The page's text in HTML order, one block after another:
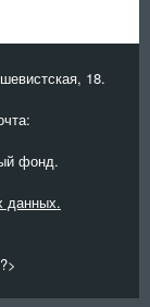
18.
фонд.
данных.